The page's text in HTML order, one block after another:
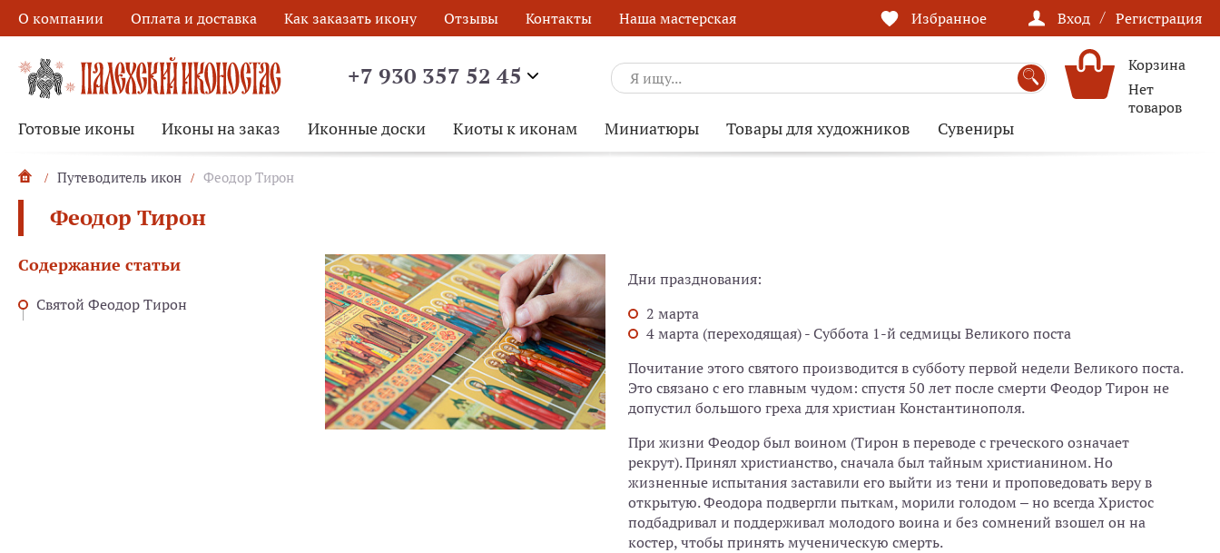
О компании Оплата и доставка Как заказать икону Отзывы Контакты Наша мастерская Избранное Вход / Регистрация
+7 930 357 52 45
ОБРАТНЫЙ ЗВОНОК
Корзина
Нет
товаров
Готовые иконы Иконы на заказ Иконные доски Киоты к иконам Миниатюры Товары для художников Сувениры
Путеводитель икон Феодор Тирон
Феодор Тирон
Содержание статьи
Святой Феодор Тирон
Дни празднования:
2 марта
4 марта (переходящая) - Суббота 1-й седмицы Великого поста
Почитание этого святого производится в субботу первой недели Великого поста.
Это связано с его главным чудом: спустя 50 лет после смерти Феодор Тирон не
допустил большого греха для христиан Константинополя.
При жизни Феодор был воином (Тирон в переводе с греческого означает
рекрут). Принял христианство, сначала был тайным христианином. Но
жизненные испытания заставили его выйти из тени и проповедовать веру в
открытую. Феодора подвергли пыткам, морили голодом – но всегда Христос
подбадривал и поддерживал молодого воина и без сомнений взошел он на
костер, чтобы принять мученическую смерть.